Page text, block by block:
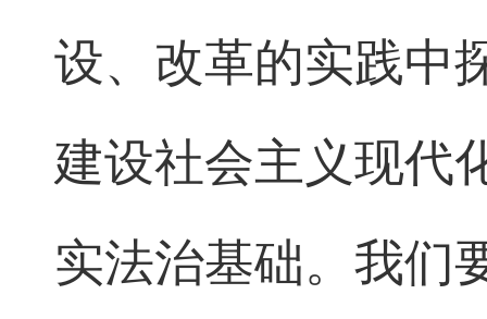
设、改革的实践中
建设社会主义现代
实法治基础。我们